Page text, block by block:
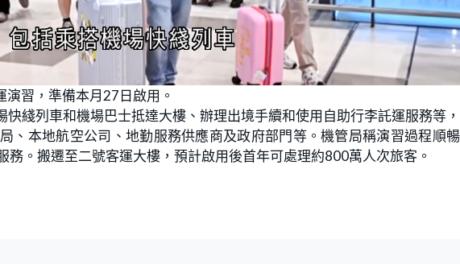
演習，準備本月27日啟用。
綫列車和機場巴士抵達大樓、辦理出境手續和使用自助行李託運服務等
、本地航空公司、地勤服務供應商及政府部門等。機管局稱演習過程順
。搬遷至二號客運大樓，預計啟用後首年可處理約800萬人次旅客。